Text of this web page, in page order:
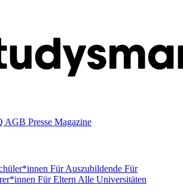
AGB Presse Magazine
Für Auszubildende Für
Für Eltern Alle Universitäten